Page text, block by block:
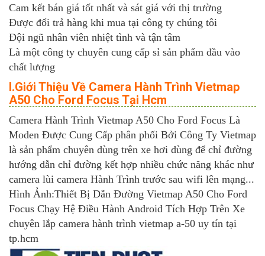
Cam kết bán giá tốt nhất và sát giá với thị trường
Được đổi trả hàng khi mua tại công ty chúng tôi
Đội ngũ nhân viên nhiệt tình và tận tâm
Là một công ty chuyên cung cấp sỉ sản phẩm đầu vào
chất lượng
I.Giới Thiệu Về Camera Hành Trình Vietmap
A50 Cho Ford Focus Tại Hcm
Camera Hành Trình Vietmap A50 Cho Ford Focus Là
Moden Được Cung Cấp phân phối Bởi Công Ty Vietmap
là sản phẩm chuyên dùng trên xe hơi dùng để chỉ đường
hướng dẫn chỉ đường kết hợp nhiều chức năng khác như
camera lùi camera Hành Trình trước sau wifi lên mạng...
Hình Ảnh:Thiết Bị Dẫn Đường Vietmap A50 Cho Ford
Focus Chạy Hệ Điều Hành Android Tích Hợp Trên Xe
chuyên lắp camera hành trình vietmap a-50 uy tín tại
tp.hcm